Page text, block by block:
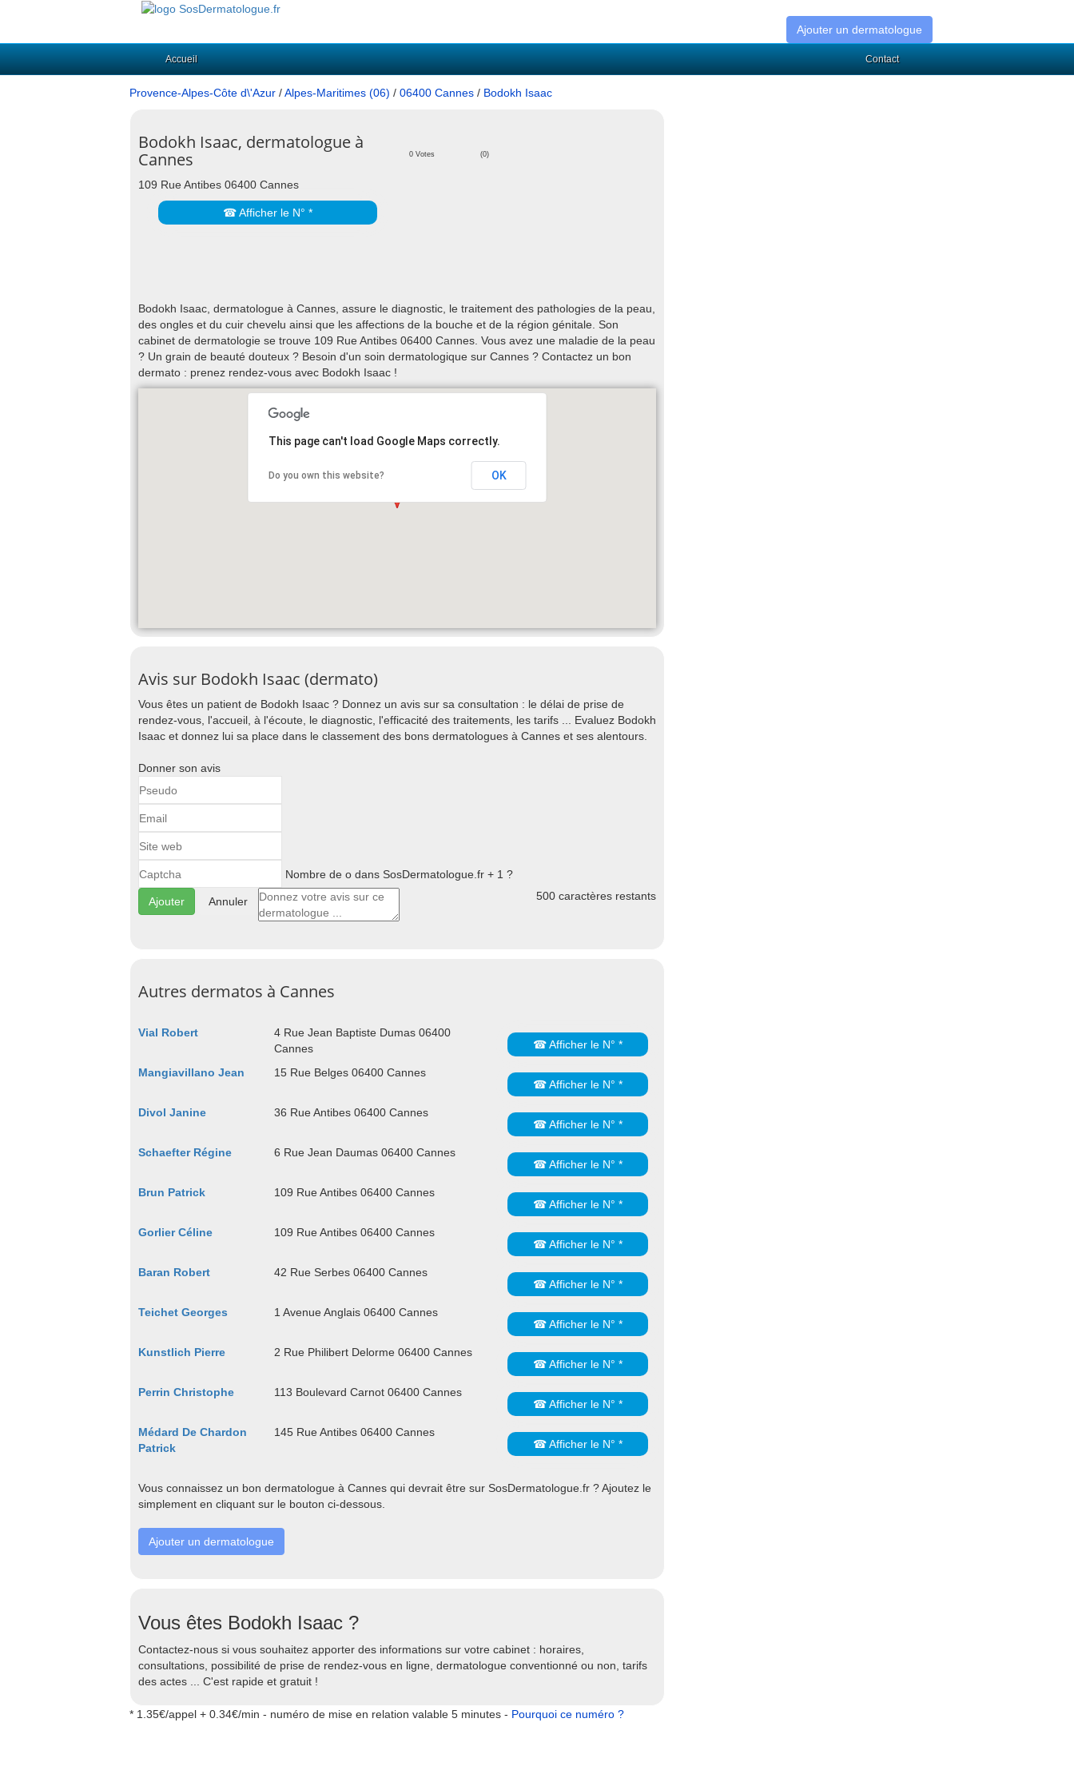
Ajouter un dermatologue
Accueil Contact
Provence-Alpes-Côte d\'Azur /Alpes-Maritimes (06) / 06400 Cannes / Bodokh Isaac
Bodokh Isaac, dermatologue à
Cannes
0 Votes (0)
109 Rue Antibes 06400 Cannes
☎ Afficher le N° *
Bodokh Isaac, dermatologue à Cannes, assure le diagnostic, le traitement des pathologies de la peau,
des ongles et du cuir chevelu ainsi que les affections de la bouche et de la région génitale. Son
cabinet de dermatologie se trouve 109 Rue Antibes 06400 Cannes. Vous avez une maladie de la peau
? Un grain de beauté douteux ? Besoin d'un soin dermatologique sur Cannes ? Contactez un bon
dermato : prenez rendez-vous avec Bodokh Isaac !
This page can't load Google Maps correctly.
Do you own this website? OK
Avis sur Bodokh Isaac (dermato)
Vous êtes un patient de Bodokh Isaac ? Donnez un avis sur sa consultation : le délai de prise de
rendez-vous, l'accueil, à l'écoute, le diagnostic, l'efficacité des traitements, les tarifs ... Evaluez Bodokh
Isaac et donnez lui sa place dans le classement des bons dermatologues à Cannes et ses alentours.
Donner son avis
Nombre de o dans SosDermatologue.fr + 1 ?
Annuler 500 caractères restants
Autres dermatos à Cannes
Vial Robert
4 Rue Jean Baptiste Dumas 06400
Cannes
☎ Afficher le N° *
Mangiavillano Jean
15 Rue Belges 06400 Cannes
☎ Afficher le N° *
Divol Janine
36 Rue Antibes 06400 Cannes
☎ Afficher le N° *
Schaefter Régine
6 Rue Jean Daumas 06400 Cannes
☎ Afficher le N° *
Brun Patrick
109 Rue Antibes 06400 Cannes
☎ Afficher le N° *
Gorlier Céline
109 Rue Antibes 06400 Cannes
☎ Afficher le N° *
Baran Robert
42 Rue Serbes 06400 Cannes
☎ Afficher le N° *
Teichet Georges
1 Avenue Anglais 06400 Cannes
☎ Afficher le N° *
Kunstlich Pierre
2 Rue Philibert Delorme 06400 Cannes
☎ Afficher le N° *
Perrin Christophe
113 Boulevard Carnot 06400 Cannes
☎ Afficher le N° *
Médard De Chardon
Patrick
145 Rue Antibes 06400 Cannes
☎ Afficher le N° *
Vous connaissez un bon dermatologue à Cannes qui devrait être sur SosDermatologue.fr ? Ajoutez le
simplement en cliquant sur le bouton ci-dessous.
Ajouter un dermatologue
Vous êtes Bodokh Isaac ?
Contactez-nous si vous souhaitez apporter des informations sur votre cabinet : horaires,
consultations, possibilité de prise de rendez-vous en ligne, dermatologue conventionné ou non, tarifs
des actes ... C'est rapide et gratuit !
* 1.35€/appel + 0.34€/min - numéro de mise en relation valable 5 minutes - Pourquoi ce numéro ?